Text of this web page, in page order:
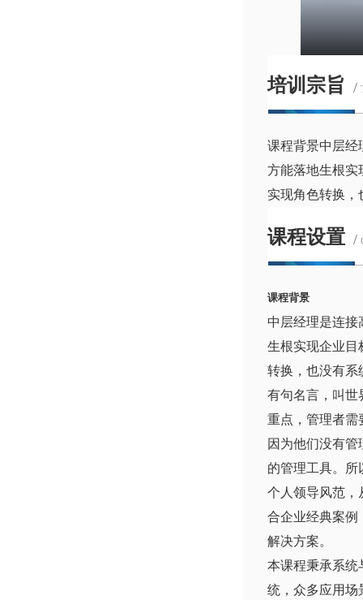
培训宗旨 /
课程背景中层经
方能落地生根实
实现角色转换
课程设置 /
课程背景
中层经理是连
生根实现企业目
转换，也没有系
有句名言，叫世
重点，管理者需
因为他们没有
的管理工具。
个人领导风范，
合企业经典案例
解决方案。
本课程秉承系统
统，众多应用场